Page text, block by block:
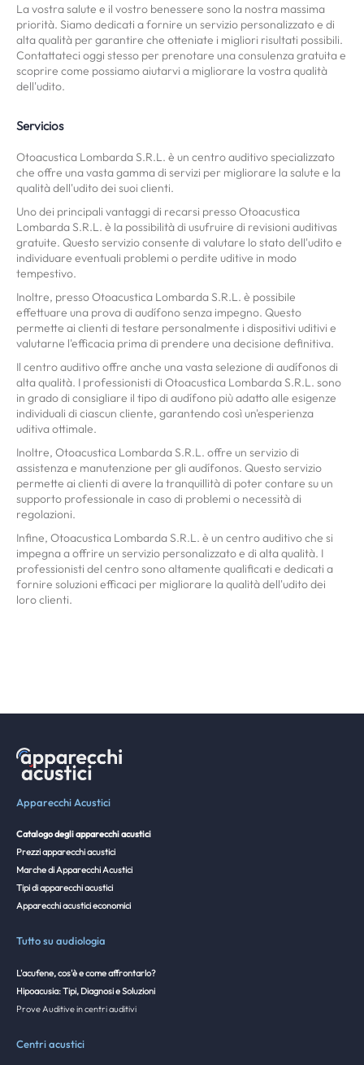
La vostra salute e il vostro benessere sono la nostra massima
priorità. Siamo dedicati a fornire un servizio personalizzato e di
alta qualità per garantire che otteniate i migliori risultati possibili.
Contattateci oggi stesso per prenotare una consulenza gratuita e
scoprire come possiamo aiutarvi a migliorare la vostra qualità
dell'udito.
Servicios
Otoacustica Lombarda S.R.L. è un centro auditivo specializzato
che offre una vasta gamma di servizi per migliorare la salute e la
qualità dell'udito dei suoi clienti.
Uno dei principali vantaggi di recarsi presso Otoacustica
Lombarda S.R.L. è la possibilità di usufruire di revisioni auditivas
gratuite. Questo servizio consente di valutare lo stato dell'udito e
individuare eventuali problemi o perdite uditive in modo
tempestivo.
Inoltre, presso Otoacustica Lombarda S.R.L. è possibile
effettuare una prova di audífono senza impegno. Questo
permette ai clienti di testare personalmente i dispositivi uditivi e
valutarne l'efficacia prima di prendere una decisione definitiva.
Il centro auditivo offre anche una vasta selezione di audífonos di
alta qualità. I professionisti di Otoacustica Lombarda S.R.L. sono
in grado di consigliare il tipo di audífono più adatto alle esigenze
individuali di ciascun cliente, garantendo così un'esperienza
uditiva ottimale.
Inoltre, Otoacustica Lombarda S.R.L. offre un servizio di
assistenza e manutenzione per gli audífonos. Questo servizio
permette ai clienti di avere la tranquillità di poter contare su un
supporto professionale in caso di problemi o necessità di
regolazioni.
Infine, Otoacustica Lombarda S.R.L. è un centro auditivo che si
impegna a offrire un servizio personalizzato e di alta qualità. I
professionisti del centro sono altamente qualificati e dedicati a
fornire soluzioni efficaci per migliorare la qualità dell'udito dei
loro clienti.
Apparecchi Acustici
Catalogo degli apparecchi acustici
Prezzi apparecchi acustici
Marche di Apparecchi Acustici
Tipi di apparecchi acustici
Apparecchi acustici economici
Tutto su audiologia
L'acufene, cos'è e come affrontarlo?
Hipoacusia: Tipi, Diagnosi e Soluzioni
Prove Auditive in centri auditivi
Centri acustici